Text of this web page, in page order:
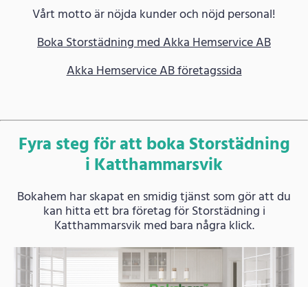
Vårt motto är nöjda kunder och nöjd personal!
Boka Storstädning med Akka Hemservice AB
Akka Hemservice AB företagssida
Fyra steg för att boka Storstädning
i Katthammarsvik
Bokahem har skapat en smidig tjänst som gör att du
kan hitta ett bra företag för Storstädning i
Katthammarsvik med bara några klick.